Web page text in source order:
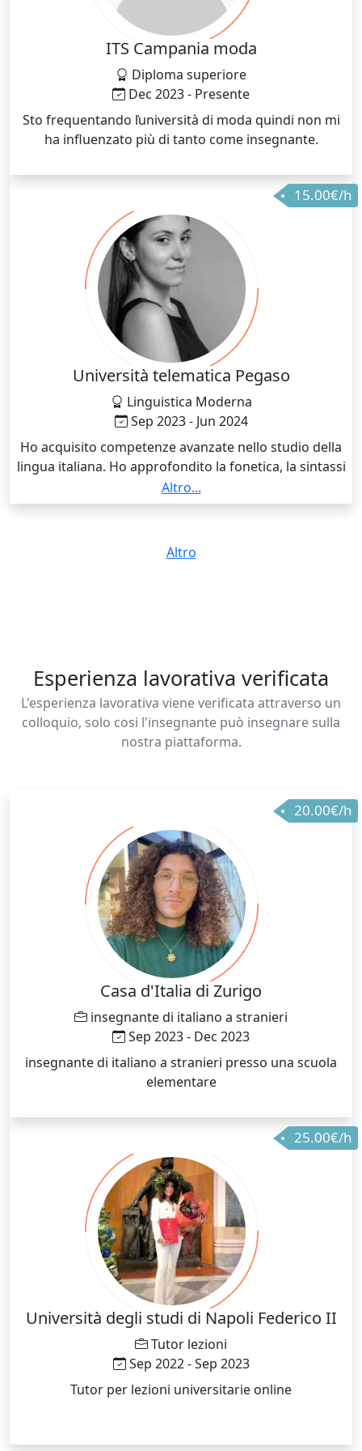
ITS Campania moda
Diploma superiore
Dec 2023 - Presente
Sto frequentando ľuniversità di moda quindi non mi
ha influenzato più di tanto come insegnante.
15.00€/h
Università telematica Pegaso
Linguistica Moderna
Sep 2023 - Jun 2024
Ho acquisito competenze avanzate nello studio della
lingua italiana. Ho approfondito la fonetica, la sintassi
e la pragmatica, sviluppando capacità di analisi
linguistica.
Altro...
Altro
Esperienza lavorativa verificata
L'esperienza lavorativa viene verificata attraverso un
colloquio, solo cosi l'insegnante può insegnare sulla
nostra piattaforma.
20.00€/h
Casa d'Italia di Zurigo
insegnante di italiano a stranieri
Sep 2023 - Dec 2023
insegnante di italiano a stranieri presso una scuola
elementare
25.00€/h
Università degli studi di Napoli Federico II
Tutor lezioni
Sep 2022 - Sep 2023
Tutor per lezioni universitarie online